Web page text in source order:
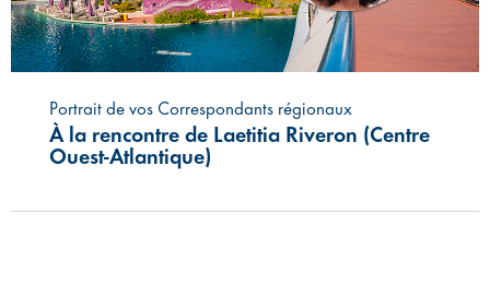
Portrait de vos Correspondants régionaux
À la rencontre de Laetitia Riveron (Centre
Ouest-Atlantique)